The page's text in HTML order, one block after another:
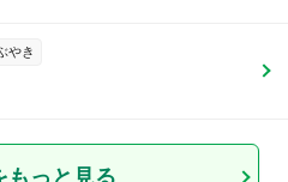
やき
もっと見る